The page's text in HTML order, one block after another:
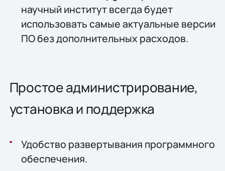
научный институт всегда будет
использовать самые актуальные версии
ПО без дополнительных расходов.
Простое администрирование,
установка и поддержка
Удобство развертывания программного
обеспечения.